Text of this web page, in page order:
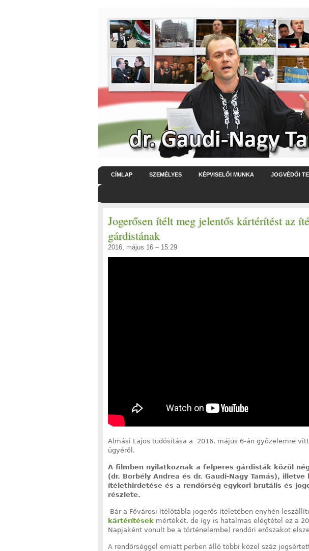
CÍMLAP SZEMÉLYES KÉPVISELŐI MUNKA JOGVÉDŐI
Jogerősen ítélt meg jelentős kártérítést az
gárdistának
2016, május 16 – 15:29
Almási Lajos tudósítása a 2016. május 6-án győzelemre
ügyéről.
A filmben nyilatkoznak a felperes gárdisták közül
(dr. Borbély Andrea és dr. Gaudi-Nagy Tamás),
ítélethirdetése és a rendőrség egykori brutális és
részlete.
Bár a Fővárosi ítélőtábla jogerős ítéletében enyhén
kártérítések mértékét, de így is hatalmas elégtétel ez a
Napjaként vonult be a történelembe) rendőri erőszakot
A rendőrséggel emiatt perben álló többi közel száz